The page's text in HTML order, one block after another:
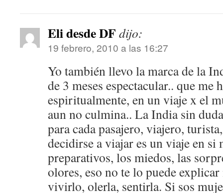
Eli desde DF dijo:
19 febrero, 2010 a las 16:27
Yo también llevo la marca de la
de 3 meses espectacular.. que
espiritualmente, en un viaje x el
aun no culmina.. La India sin
para cada pasajero, viajero,
decidirse a viajar es un viaje en si
preparativos, los miedos, las
olores, eso no te lo puede explicar
vivirlo, olerla, sentirla. Si sos